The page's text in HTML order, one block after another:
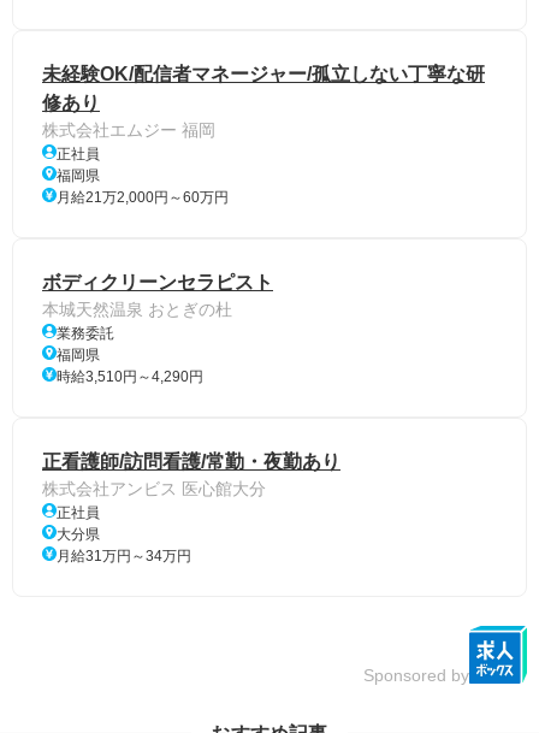
未経験OK/配信者マネージャー/孤立しない丁寧な研
修あり
株式会社エムジー 福岡
正社員
福岡県
月給21万2,000円～60万円
ボディクリーンセラピスト
本城天然温泉 おとぎの杜
業務委託
福岡県
時給3,510円～4,290円
正看護師/訪問看護/常勤・夜勤あり
株式会社アンビス 医心館大分
正社員
大分県
月給31万円～34万円
Sponsored by